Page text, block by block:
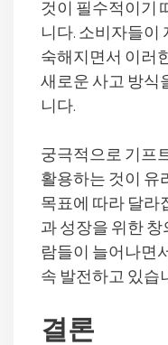
것이 필수적이기
니다. 소비자들이
숙해지면서 이러
새로운 사고 방식
니다.
궁극적으로 기프
활용하는 것이 유
목표에 따라 달라
과 성장을 위한
람들이 늘어나면
속 발전하고 있습
결론